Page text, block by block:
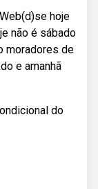
hoje
não é sábado
moradores de
e amanhã
do